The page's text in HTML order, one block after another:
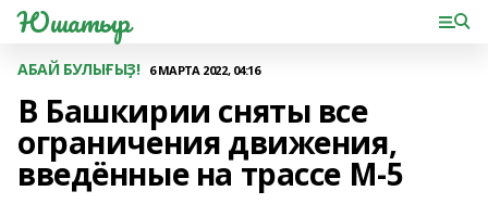
Юшатыр
АБАЙ БУЛЫҒЫҘ! 6 МАРТА 2022, 04:16
В Башкирии сняты все
ограничения движения,
введённые на трассе М-5